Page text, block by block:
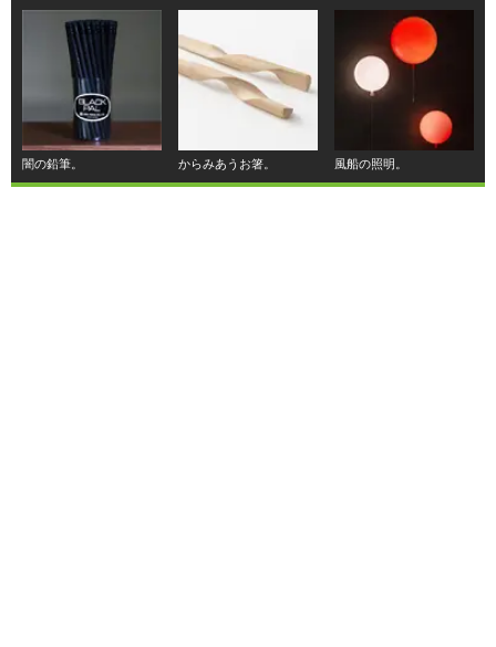
闇の鉛筆。 からみあうお箸。 風船の照明。